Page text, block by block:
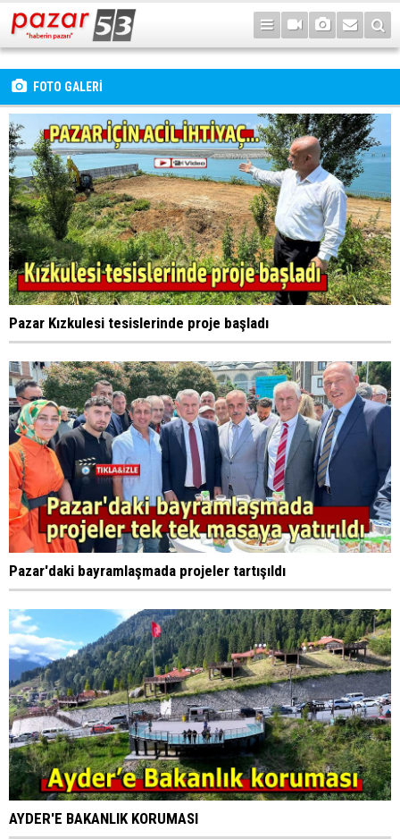
FOTO GALERİ
Pazar Kızkulesi tesislerinde proje başladı
Pazar'daki bayramlaşmada projeler tartışıldı
AYDER'E BAKANLIK KORUMASI